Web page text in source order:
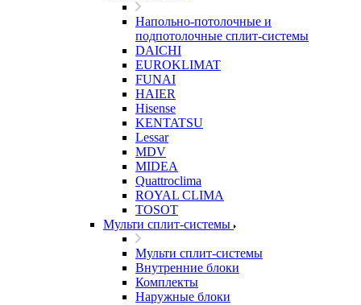
Напольно-потолочные и
подпотолочные сплит-системы
DAICHI
EUROKLIMAT
FUNAI
HAIER
Hisense
KENTATSU
Lessar
MDV
MIDEA
Quattroclima
ROYAL CLIMA
TOSOT
Мульти сплит-системы
Мульти сплит-системы
Внутренние блоки
Комплекты
Наружные блоки